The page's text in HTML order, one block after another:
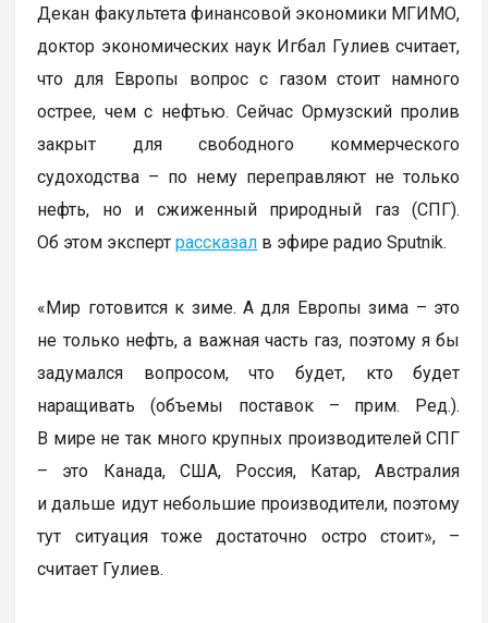
Декан факультета финансовой экономики МГИМО,
доктор экономических наук Игбал Гулиев считает,
что для Европы вопрос с газом стоит намного
острее, чем с нефтью. Сейчас Ормузский пролив
закрыт для свободного коммерческого
судоходства – по нему переправляют не только
нефть, но и сжиженный природный газ (СПГ).
Об этом экспертрассказал в эфире радио Sputnik.
«Мир готовится к зиме. А для Европы зима – это
не только нефть, а важная часть газ, поэтому я бы
задумался вопросом, что будет, кто будет
наращивать (объемы поставок – прим. Ред.).
В мире не так много крупных производителей СПГ
– это Канада, США, Россия, Катар, Австралия
и дальше идут небольшие производители, поэтому
тут ситуация тоже достаточно остро стоит», –
считает Гулиев.